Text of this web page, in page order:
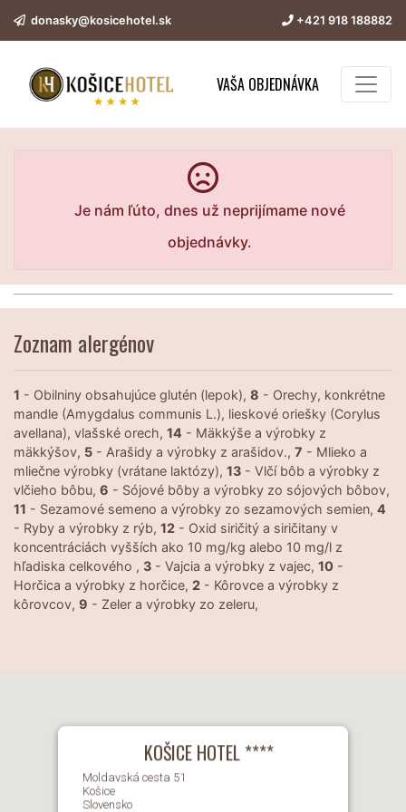
donasky@kosicehotel.sk +421 918 188882
VAŠA OBJEDNÁVKA
Je nám ľúto, dnes už neprijímame nové
objednávky.
Zoznam alergénov
1 - Obilniny obsahujúce glutén (lepok), 8 - Orechy, konkrétne
mandle (Amygdalus communis L.), lieskové oriešky (Corylus
avellana), vlašské orech, 14 - Mäkkýše a výrobky z
mäkkýšov, 5 - Arašidy a výrobky z arašidov., 7 - Mlieko a
mliečne výrobky (vrátane laktózy), 13 - Vlčí bôb a výrobky z
vlčieho bôbu, 6 - Sójové bôby a výrobky zo sójových bôbov,
11 - Sezamové semeno a výrobky zo sezamových semien, 4
- Ryby a výrobky z rýb, 12 - Oxid siričitý a siričitany v
koncentráciách vyšších ako 10 mg/kg alebo 10 mg/l z
hľadiska celkového , 3 - Vajcia a výrobky z vajec, 10 -
Horčica a výrobky z horčice, 2 - Kôrovce a výrobky z
kôrovcov, 9 - Zeler a výrobky zo zeleru,
KOŠICE HOTEL ****
Moldavská cesta 51
Košice
Slovensko